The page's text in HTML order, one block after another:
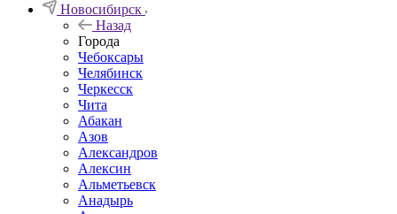
Новосибирск
Назад
Города
Чебоксары
Челябинск
Черкесск
Чита
Абакан
Азов
Александров
Алексин
Альметьевск
Анадырь